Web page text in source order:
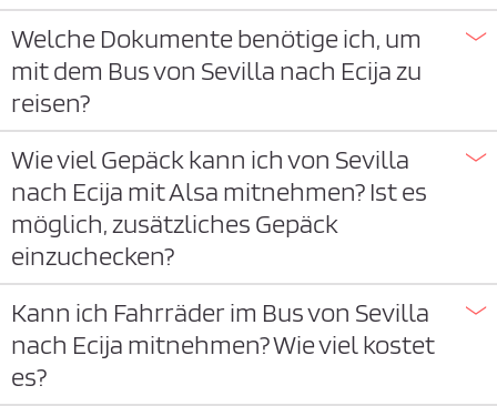
Welche Dokumente benötige ich, um
mit dem Bus von Sevilla nach Ecija zu
reisen?
Wie viel Gepäck kann ich von Sevilla
nach Ecija mit Alsa mitnehmen? Ist es
möglich, zusätzliches Gepäck
einzuchecken?
Kann ich Fahrräder im Bus von Sevilla
nach Ecija mitnehmen? Wie viel kostet
es?